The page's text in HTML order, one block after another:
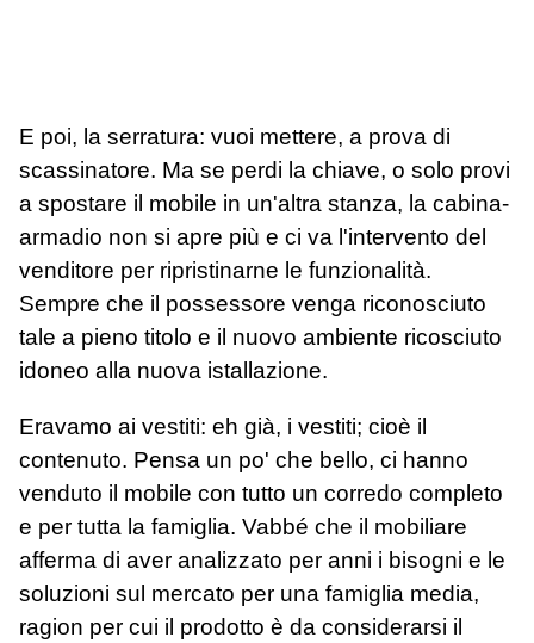
E poi, la serratura: vuoi mettere, a prova di
scassinatore. Ma se perdi la chiave, o solo provi
a spostare il mobile in un'altra stanza, la cabina-
armadio non si apre più e ci va l'intervento del
venditore per ripristinarne le funzionalità.
Sempre che il possessore venga riconosciuto
tale a pieno titolo e il nuovo ambiente ricosciuto
idoneo alla nuova istallazione.
Eravamo ai vestiti: eh già, i vestiti; cioè il
contenuto. Pensa un po' che bello, ci hanno
venduto il mobile con tutto un corredo completo
e per tutta la famiglia. Vabbé che il mobiliare
afferma di aver analizzato per anni i bisogni e le
soluzioni sul mercato per una famiglia media,
ragion per cui il prodotto è da considerarsi il